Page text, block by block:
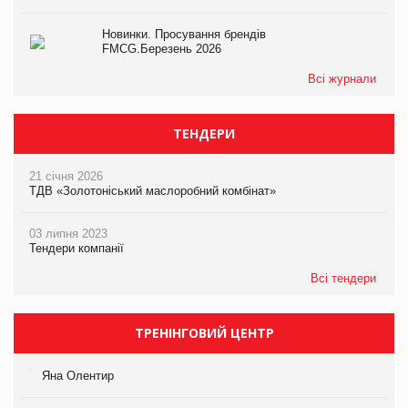
Новинки. Просування брендів
FMCG.Березень 2026
Всі журнали
ТЕНДЕРИ
21 січня 2026
ТДВ «Золотоніський маслоробний комбінат»
03 липня 2023
Тендери компанії
Всі тендери
ТРЕНІНГОВИЙ ЦЕНТР
Яна Олентир